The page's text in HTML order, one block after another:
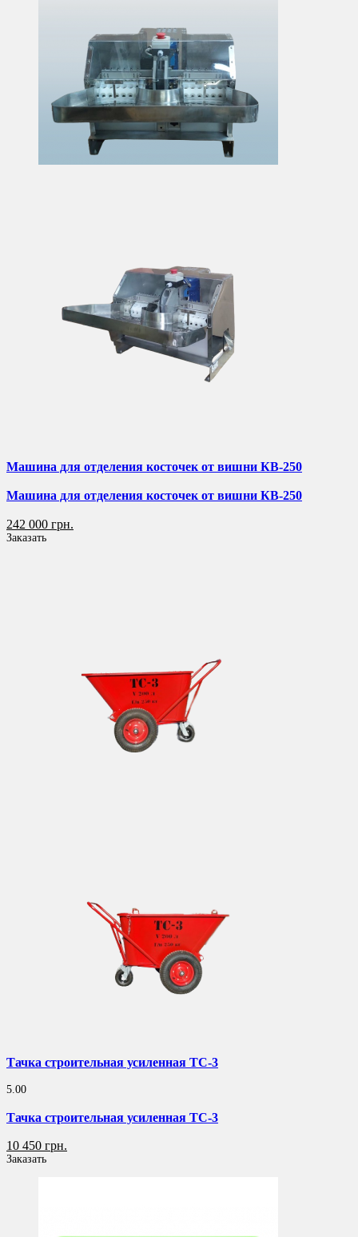
Машина для отделения косточек от вишни КВ-250
Машина для отделения косточек от вишни КВ-250
242 000 грн.
Заказать
Тачка строительная усиленная ТС-3
5.00
Тачка строительная усиленная ТС-3
10 450 грн.
Заказать